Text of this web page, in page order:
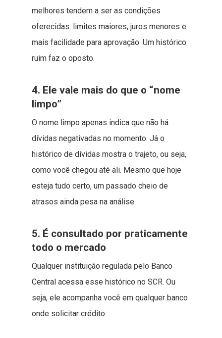
melhores tendem a ser as condições
oferecidas: limites maiores, juros menores e
mais facilidade para aprovação. Um histórico
ruim faz o oposto.
4. Ele vale mais do que o “nome
limpo”
O nome limpo apenas indica que não há
dívidas negativadas no momento. Já o
histórico de dívidas mostra o trajeto, ou seja,
como você chegou até ali. Mesmo que hoje
esteja tudo certo, um passado cheio de
atrasos ainda pesa na análise.
5. É consultado por praticamente
todo o mercado
Qualquer instituição regulada pelo Banco
Central acessa esse histórico no SCR. Ou
seja, ele acompanha você em qualquer banco
onde solicitar crédito.